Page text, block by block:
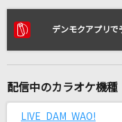
リアルタ
ゴールデンタイム
デンモクアプリで
配信中のカラオケ機種
LIVE DAM WAO!